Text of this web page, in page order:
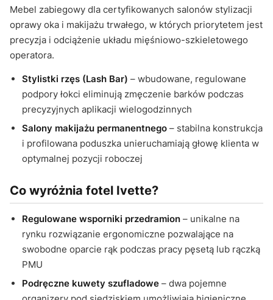
Mebel zabiegowy dla certyfikowanych salonów stylizacji
oprawy oka i makijażu trwałego, w których priorytetem jest
precyzja i odciążenie układu mięśniowo-szkieletowego
operatora.
Stylistki rzęs (Lash Bar) – wbudowane, regulowane
podpory łokci eliminują zmęczenie barków podczas
precyzyjnych aplikacji wielogodzinnych
Salony makijażu permanentnego – stabilna konstrukcja
i profilowana poduszka unieruchamiają głowę klienta w
optymalnej pozycji roboczej
Co wyróżnia fotel Ivette?
Regulowane wsporniki przedramion – unikalne na
rynku rozwiązanie ergonomiczne pozwalające na
swobodne oparcie rąk podczas pracy pęsetą lub rączką
PMU
Podręczne kuwety szufladowe – dwa pojemne